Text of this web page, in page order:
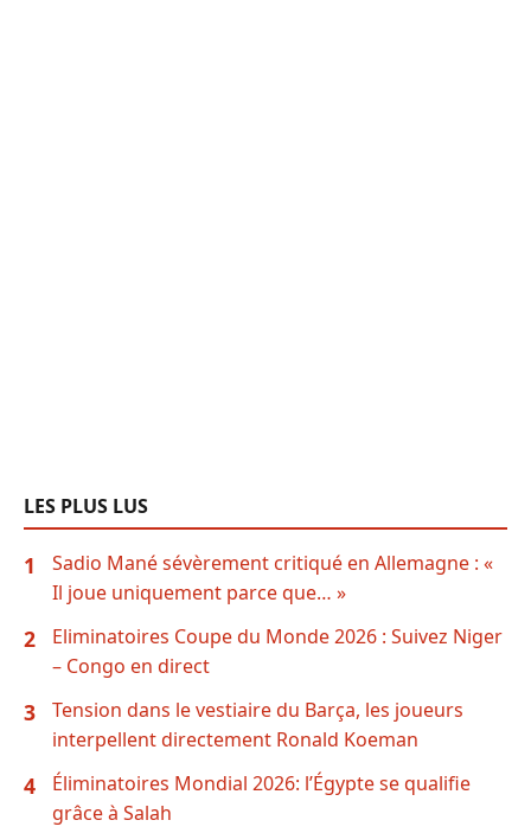
LES PLUS LUS
1
Sadio Mané sévèrement critiqué en Allemagne : «
Il joue uniquement parce que… »
2
Eliminatoires Coupe du Monde 2026 : Suivez Niger
– Congo en direct
3
Tension dans le vestiaire du Barça, les joueurs
interpellent directement Ronald Koeman
4
Éliminatoires Mondial 2026: l’Égypte se qualifie
grâce à Salah